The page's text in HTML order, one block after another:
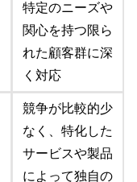
特定のニーズや
関心を持つ限ら
れた顧客群に深
く対応
競争が比較的少
なく、特化した
サービスや製品
によって独自の